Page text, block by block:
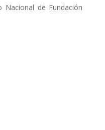
Nacional de Fundación